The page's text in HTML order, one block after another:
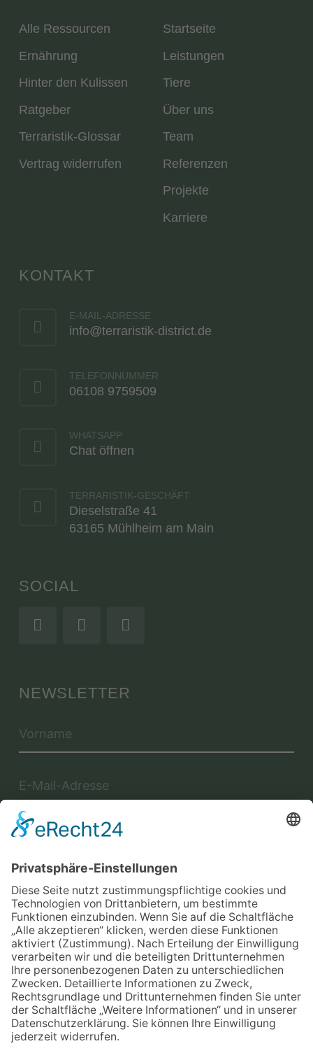
Alle Ressourcen
Ernährung
Hinter den Kulissen
Ratgeber
Terraristik-Glossar
Vertrag widerrufen
Startseite
Leistungen
Tiere
Über uns
Team
Referenzen
Projekte
Karriere
KONTAKT
E-MAIL-ADRESSE
info@terraristik-district.de
TELEFONNUMMER
06108 9759509
WHATSAPP
Chat öffnen
TERRARISTIK-GESCHÄFT
Dieselstraße 41
63165 Mühlheim am Main
SOCIAL
NEWSLETTER
Jetzt anmelden
Mit der Eintragung in dem Newsletter erkläre ich mich mit der
Datenschutzerklärungvon Terraristik District einverstanden.
Versand